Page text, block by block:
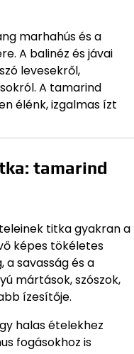
marhahús és a
A balinéz és jávai
levesekről,
A tamarind
élénk, izgalmas ízt
tamarind
titka gyakran a
képes tökéletes
savasság és a
mártások, szószok,
ízesítője.
halas ételekhez
fogásokhoz is